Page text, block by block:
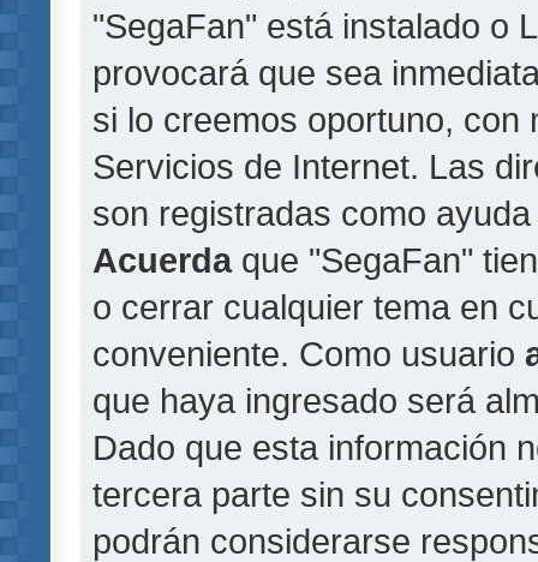
"SegaFan" está instalado o
provocará que sea
si lo creemos oportuno, con
Servicios de Internet. Las
son registradas como
Acuerdaque "SegaFan"
o cerrar cualquier tema en
conveniente. Como usuario
que haya ingresado será
Dado que esta información
tercera parte sin su
podrán considerarse